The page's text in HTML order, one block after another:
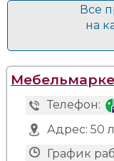
Все
на
Телефон:
Адрес: 50
График